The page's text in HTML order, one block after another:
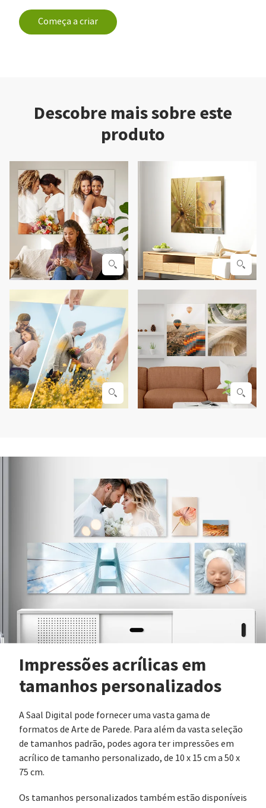
Começa a criar
Descobre mais sobre este
produto
Impressões acrílicas em
tamanhos personalizados
A Saal Digital pode fornecer uma vasta gama de
formatos de Arte de Parede. Para além da vasta seleção
de tamanhos padrão, podes agora ter impressões em
acrílico de tamanho personalizado, de 10 x 15 cm a 50 x
75 cm.
Os tamanhos personalizados também estão disponíveis